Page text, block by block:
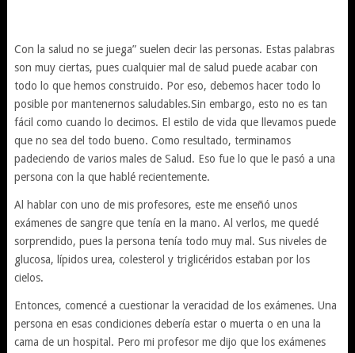
Con la salud no se juega” suelen decir las personas. Estas palabras
son muy ciertas, pues cualquier mal de salud puede acabar con
todo lo que hemos construido. Por eso, debemos hacer todo lo
posible por mantenernos saludables.Sin embargo, esto no es tan
fácil como cuando lo decimos. El estilo de vida que llevamos puede
que no sea del todo bueno. Como resultado, terminamos
padeciendo de varios males de Salud. Eso fue lo que le pasó a una
persona con la que hablé recientemente.
Al hablar con uno de mis profesores, este me enseñó unos
exámenes de sangre que tenía en la mano. Al verlos, me quedé
sorprendido, pues la persona tenía todo muy mal. Sus niveles de
glucosa, lípidos urea, colesterol y triglicéridos estaban por los
cielos.
Entonces, comencé a cuestionar la veracidad de los exámenes. Una
persona en esas condiciones debería estar o muerta o en una la
cama de un hospital. Pero mi profesor me dijo que los exámenes